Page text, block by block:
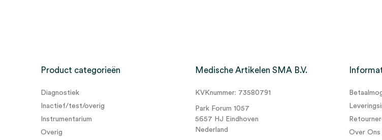
beoordelen
Je moetingelogd zijn om een beoordeling te plaatsen.
Product categorieën
Diagnostiek
Inactief/test/overig
Instrumentarium
Overig
Medische Artikelen SMA B.V.
KVKnummer: 73580791
Park Forum 1057
5657 HJ Eindhoven
Nederland
Over Ons